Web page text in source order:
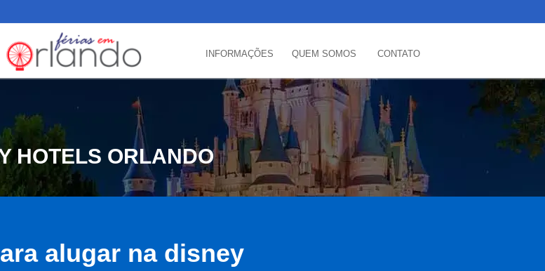
INFORMAÇÕES QUEM SOMOS CONTATO
HOTELS ORLANDO
alugar na disney